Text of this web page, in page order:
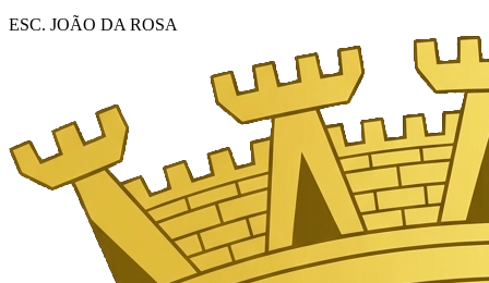
ESC. JOÃO DA ROSA